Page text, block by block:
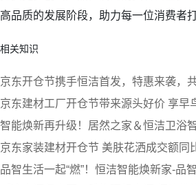
高品质的发展阶段，助力每一位消费者
相关知识
京东开仓节携手恒洁首发，特惠来袭，
京东建材工厂开仓节带来源头好价 享
智能焕新再升级！居然之家＆恒洁卫浴
京东家装建材开仓节 美肤花洒成交额同
品智生活一起“燃”！恒洁智能焕新家-品